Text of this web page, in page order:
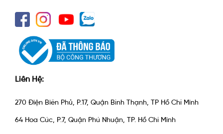
Liên Hệ:
270 Điện Biên Phủ, P.17, Quận Bình Thạnh, TP Hồ Chí Minh
64 Hoa Cúc, P.7, Quận Phú Nhuận, TP. Hồ Chí Minh